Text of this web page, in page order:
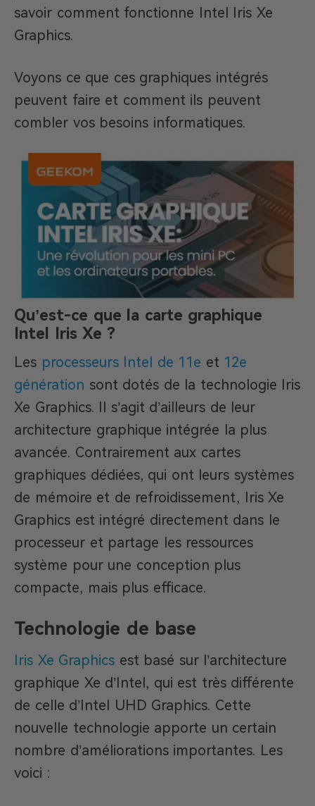
savoir comment fonctionne Intel Iris Xe
Graphics.
Voyons ce que ces graphiques intégrés
peuvent faire et comment ils peuvent
combler vos besoins informatiques.
Qu’est-ce que la carte graphique
Intel Iris Xe ?
Les processeurs Intel de 11e et 12e
génération sont dotés de la technologie Iris
Xe Graphics. Il s’agit d’ailleurs de leur
architecture graphique intégrée la plus
avancée. Contrairement aux cartes
graphiques dédiées, qui ont leurs systèmes
de mémoire et de refroidissement, Iris Xe
Graphics est intégré directement dans le
processeur et partage les ressources
système pour une conception plus
compacte, mais plus efficace.
Technologie de base
Iris Xe Graphics est basé sur l’architecture
graphique Xe d’Intel, qui est très différente
de celle d’Intel UHD Graphics. Cette
nouvelle technologie apporte un certain
nombre d’améliorations importantes. Les
voici :